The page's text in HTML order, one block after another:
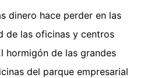
dinero hace perder en las
de las oficinas y centros
hormigón de las grandes
del parque empresarial